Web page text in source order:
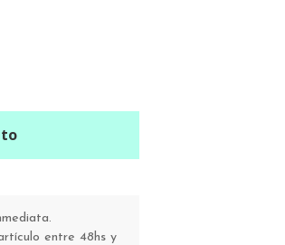
entre 48hs y